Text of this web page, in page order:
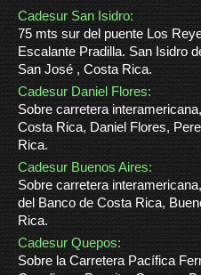
Cadesur San Isidro:
75 mts sur del puente Los
Escalante Pradilla. San Isidro
San José , Costa Rica.
Cadesur Daniel Flores:
Sobre carretera
Costa Rica, Daniel Flores,
Rica.
Cadesur Buenos Aires:
Sobre carretera
del Banco de Costa Rica,
Rica.
Cadesur Quepos:
Sobre la Carretera Pacífica